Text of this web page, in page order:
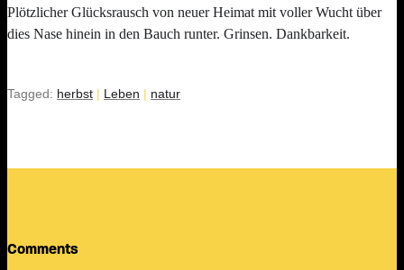
Plötzlicher Glücksrausch von neuer Heimat mit voller Wucht über
dies Nase hinein in den Bauch runter. Grinsen. Dankbarkeit.
Tagged: herbst | Leben | natur
Comments